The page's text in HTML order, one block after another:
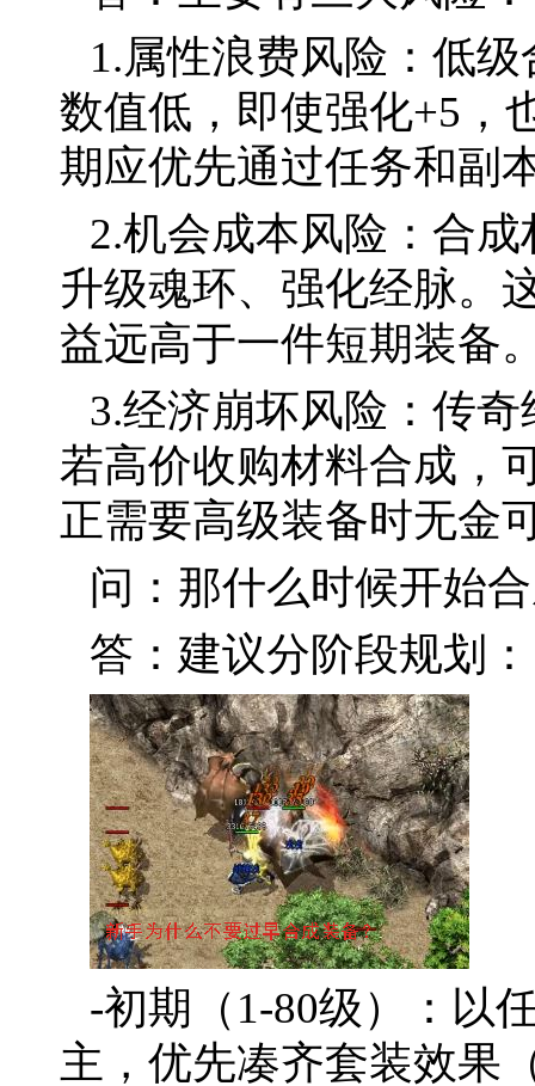
1.属性浪费风险：低
数值低，即使强化+5，
期应优先通过任务和副
2.机会成本风险：合
升级魂环、强化经脉。
益远高于一件短期装备
3.经济崩坏风险：传
若高价收购材料合成，
正需要高级装备时无金
问：那什么时候开始
答：建议分阶段规划：
-初期（1-80级）：以
主，优先凑齐套装效果